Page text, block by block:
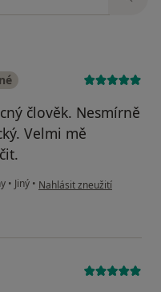
člověk. Nesmírně
Velmi mě
• Jiný • podle názoru uživatele
Nahlásit zneužití